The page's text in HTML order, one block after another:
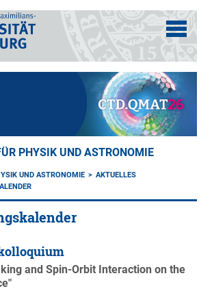
PHYSIK UND ASTRONOMIE
UND ASTRONOMIE
AKTUELLES
and Spin-Orbit Interaction on the